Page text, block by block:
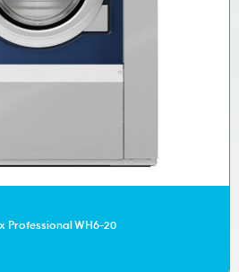
Professional WH6-20